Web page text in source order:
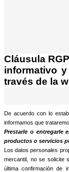
Cláusula
informativo
De acuerdo con lo
informamos que
Prestarle o entregarle
productos o servicios
Los datos personales